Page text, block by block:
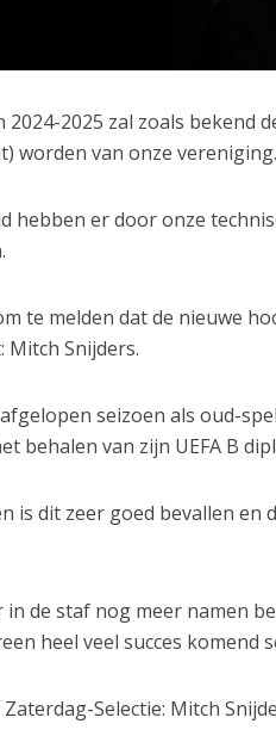
2024-2025 zal zoals bekend
worden van onze vereniging.
hebben er door onze
te melden dat de nieuwe
Mitch Snijders.
seizoen als oud-
behalen van zijn UEFA B
is dit zeer goed bevallen
de staf nog meer namen
heel veel succes komend
Selectie: Mitch